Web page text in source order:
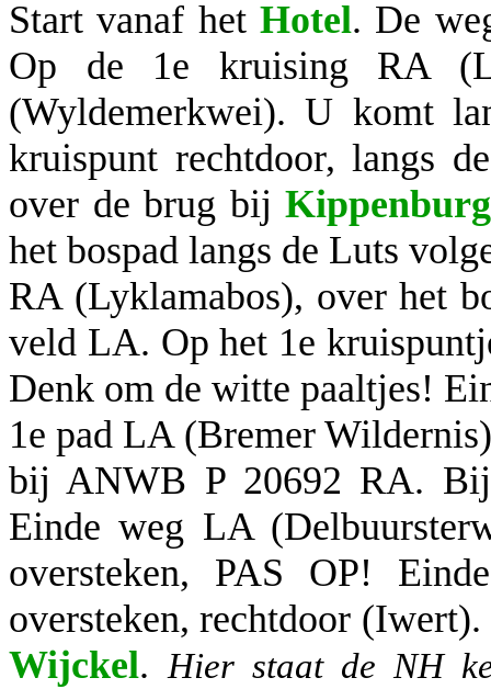
Start vanaf hetHotel. De
Op de 1e kruising RA
(Wyldemerkwei). U komt
kruispunt rechtdoor, langs
over de brug bijKippenburg
het bospad langs de Luts
RA (Lyklamabos), over het
veld LA. Op het 1e
Denk om de witte paaltjes!
1e pad LA (Bremer
bij ANWB P 20692 RA.
Einde weg LA
oversteken, PAS OP!
oversteken, rechtdoor
Wijckel.Hier staat de NH